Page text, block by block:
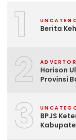
1
2
Horison
Provinsi
3
BPJS